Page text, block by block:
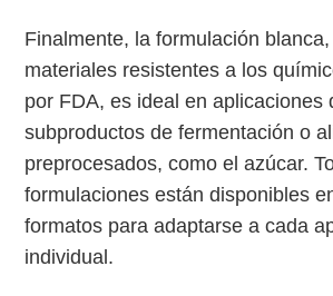
Finalmente, la formulación
materiales resistentes a los
por FDA, es ideal en aplicaciones
subproductos de fermentación o
preprocesados, como el azúcar.
formulaciones están disponibles
formatos para adaptarse a cada
individual.